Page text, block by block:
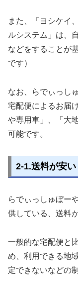
また、「ヨシケイ
ルシステム」は、
などをすることが
です）
なお、らでぃっし
宅配便によるお届
や専用車」、「大
可能です。
2-1.送料が安
らでぃっしゅぼー
供している、送料
一般的な宅配便と
め、利用できる地
定できないなどの